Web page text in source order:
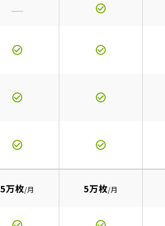
5万枚/月 5万枚/月